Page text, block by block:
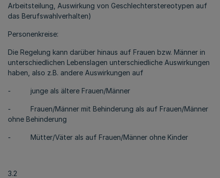
Arbeitsteilung, Auswirkung von Geschlechterstereotypen auf
das Berufswahlverhalten)
Personenkreise:
Die Regelung kann darüber hinaus auf Frauen bzw. Männer in
unterschiedlichen Lebenslagen unterschiedliche Auswirkungen
haben, also z.B. andere Auswirkungen auf
- junge als ältere Frauen/Männer
- Frauen/Männer mit Behinderung als auf Frauen/Männer
ohne Behinderung
- Mütter/Väter als auf Frauen/Männer ohne Kinder
3.2